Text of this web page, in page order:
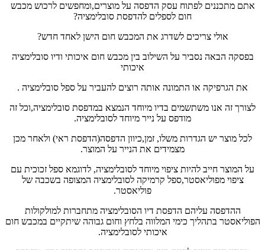
אתם מתכננים לפתוח עסק הדפסה על מוצרים,ומחפשים לרכוש מכבש
חום לספלים להדפסת סובלימציה?
אולי צריכים לשדרג את המכבש חום הישן לאחד חדש?
בפסקה הבאה נסביר על השילוב בין מכבש חום איכותי ודיו סובלימציה
איכותי
את הגרפיקה או התמונה אותה רוצים להעביר על ספל סובלימציה .
לצורך זה אנו משתשמים בדיו מיוחד הנמצא במדפסת סובלימציה,וכל זה
מודפס על נייר מיוחד לסובלימציה.
לכל מוצר יש הגדרות משלו, זמן,כיוון הדפסה(הדפסת ראי) ולאחר מכן
מצמידים את הנייר על המוצר.
על המוצר חייב להיות ציפוי מיוחד לסובלימציה, לדוגמא ספל זכוכית עם
ציפוי מפוליאסטר,ספל קרמיקה לסובלימציה המצופה בשכבה של
פוליאסטר.
ההדפסה עליהם הדפסת דיו הסובלימציה מתחברות למולקולות
הפוליאסטר בתהליך כימי המלווה בלחץ וחום גבוהה שיתקיים במכבש חום
איכותי לסובלימציה.